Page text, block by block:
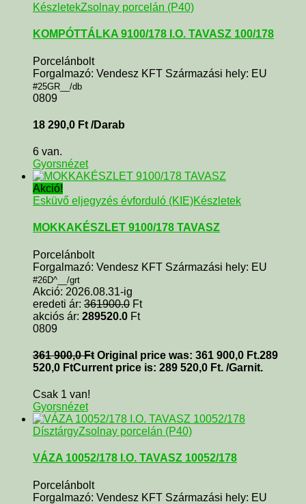
KészletekZsolnay porcelán (P40)
KOMPÓTTÁLKA 9100/178 I.O. TAVASZ 100/178
Porcelánbolt
Forgalmazó: Vendesz KFT Származási hely: EU
#25GR__/db
0809
18 290,0 Ft /Darab
6 van.
Gyorsnézet
Akció!
Esküvő eljegyzés évforduló (KIE)Készletek
MOKKAKÉSZLET 9100/178 TAVASZ
Porcelánbolt
Forgalmazó: Vendesz KFT Származási hely: EU
#26D^__/grt
Akció: 2026.08.31-ig
eredeti ár: 361900.0 Ft
akciós ár: 289520.0 Ft
0809
361 900,0Ft Original price was: 361 900,0 Ft.289
520,0 FtCurrent price is: 289 520,0 Ft. /Garnit.
Csak 1 van!
Gyorsnézet
DísztárgyZsolnay porcelán (P40)
VÁZA 10052/178 I.O. TAVASZ 10052/178
Porcelánbolt
Forgalmazó: Vendesz KFT Származási hely: EU